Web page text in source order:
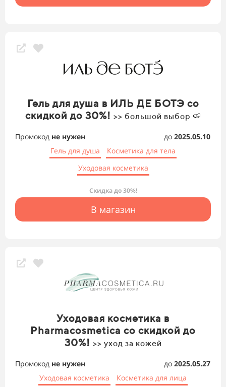
Гель для душа в ИЛЬ ДЕ БОТЭ со
скидкой до 30%! >> большой выбор 🍉
Промокод не нужен до 2025.05.10
Гель для душа
Косметика для тела
Уходовая косметика
Скидка до 30%!
В магазин
Уходовая косметика в
Pharmacosmetica со скидкой до
30%! >> уход за кожей
Промокод не нужен до 2025.05.27
Уходовая косметика
Косметика для лица